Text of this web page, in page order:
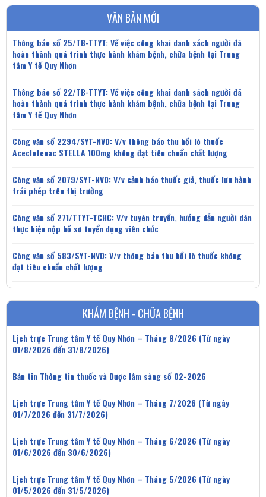
VĂN BẢN MỚI
Thông báo số 25/TB-TTYT: Về việc công khai danh sách người đã
hoàn thành quá trình thực hành khám bệnh, chữa bệnh tại Trung
tâm Y tế Quy Nhơn
Thông báo số 22/TB-TTYT: Về việc công khai danh sách người đã
hoàn thành quá trình thực hành khám bệnh, chữa bệnh tại Trung
tâm Y tế Quy Nhơn
Công văn số 2294/SYT-NVD: V/v thông báo thu hồi lô thuốc
Aceclofenac STELLA 100mg không đạt tiêu chuẩn chất lượng
Công văn số 2079/SYT-NVD: V/v cảnh báo thuốc giả, thuốc lưu hành
trái phép trên thị trường
Công văn số 271/TTYT-TCHC: V/v tuyên truyền, hướng dẫn người dân
thực hiện nộp hồ sơ tuyển dụng viên chức
Công văn số 583/SYT-NVD: V/v thông báo thu hồi lô thuốc không
đạt tiêu chuẩn chất lượng
KHÁM BỆNH - CHỮA BỆNH
Lịch trực Trung tâm Y tế Quy Nhơn – Tháng 8/2026 (Từ ngày
01/8/2026 đến 31/8/2026)
Bản tin Thông tin thuốc và Dược lâm sàng số 02-2026
Lịch trực Trung tâm Y tế Quy Nhơn – Tháng 7/2026 (Từ ngày
01/7/2026 đến 31/7/2026)
Lịch trực Trung tâm Y tế Quy Nhơn – Tháng 6/2026 (Từ ngày
01/6/2026 đến 30/6/2026)
Lịch trực Trung tâm Y tế Quy Nhơn – Tháng 5/2026 (Từ ngày
01/5/2026 đến 31/5/2026)